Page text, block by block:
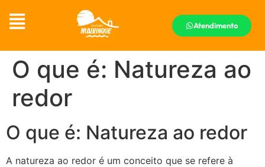
Atendimento
O que é: Natureza ao
redor
O que é: Natureza ao redor
A natureza ao redor é um conceito que se refere à